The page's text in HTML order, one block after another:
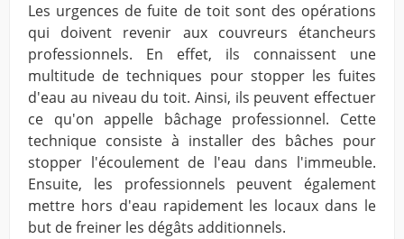
Les urgences de fuite de toit sont des opérations
qui doivent revenir aux couvreurs étancheurs
professionnels. En effet, ils connaissent une
multitude de techniques pour stopper les fuites
d'eau au niveau du toit. Ainsi, ils peuvent effectuer
ce qu'on appelle bâchage professionnel. Cette
technique consiste à installer des bâches pour
stopper l'écoulement de l'eau dans l'immeuble.
Ensuite, les professionnels peuvent également
mettre hors d'eau rapidement les locaux dans le
but de freiner les dégâts additionnels.